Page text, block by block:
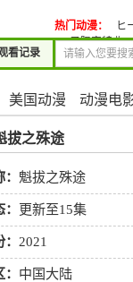
看记录
热门动漫：
ヒ
子限定特典)
美国动漫 动漫电
拔之殊途
魁拔之殊途
更新至15集
2021
中国大陆